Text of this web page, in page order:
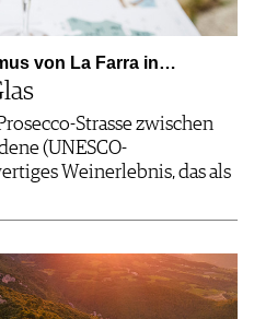
von La Farra in…
Strasse zwischen
(UNESCO-
Weinerlebnis, das als